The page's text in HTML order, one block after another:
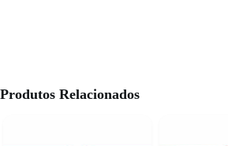
Produtos Relacionados